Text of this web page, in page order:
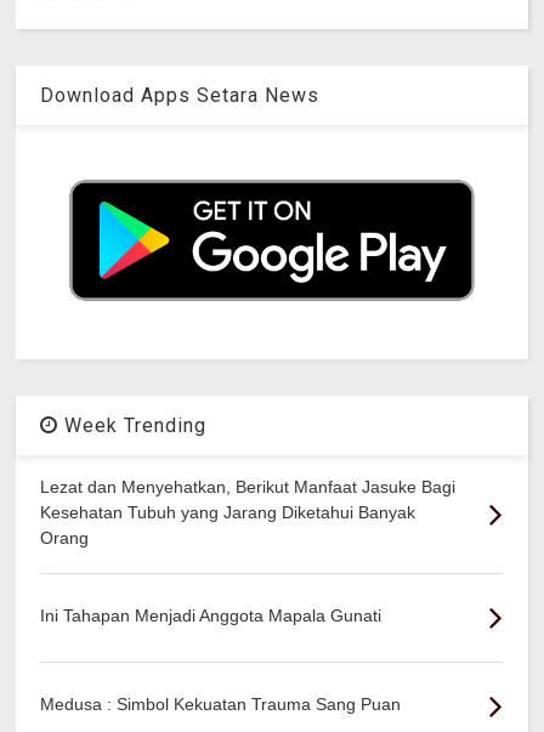
Download Apps Setara News
Week Trending
Lezat dan Menyehatkan, Berikut Manfaat Jasuke Bagi
Kesehatan Tubuh yang Jarang Diketahui Banyak
Orang
Ini Tahapan Menjadi Anggota Mapala Gunati
Medusa : Simbol Kekuatan Trauma Sang Puan